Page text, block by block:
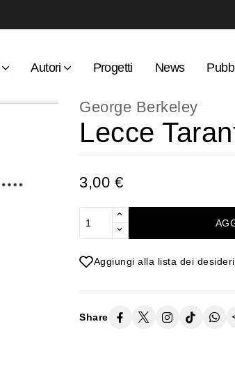
Autori Progetti News
George Berkeley
Lecce
3,00 €
Aggiungi alla lista dei desideri
Share